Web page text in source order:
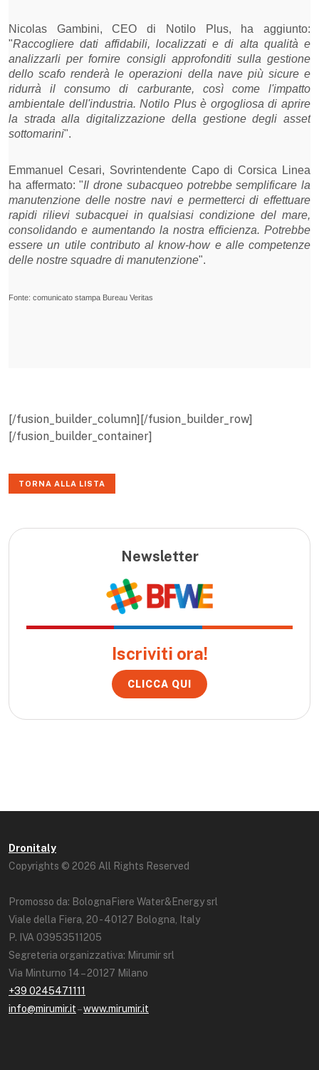
Nicolas Gambini, CEO di Notilo Plus, ha aggiunto:
"Raccogliere dati affidabili, localizzati e di alta qualità e
analizzarli per fornire consigli approfonditi sulla gestione
dello scafo renderà le operazioni della nave più sicure e
ridurrà il consumo di carburante, così come l'impatto
ambientale dell'industria. Notilo Plus è orgogliosa di aprire
la strada alla digitalizzazione della gestione degli asset
sottomarini".
Emmanuel Cesari, Sovrintendente Capo di Corsica Linea
ha affermato: "Il drone subacqueo potrebbe semplificare la
manutenzione delle nostre navi e permetterci di effettuare
rapidi rilievi subacquei in qualsiasi condizione del mare,
consolidando e aumentando la nostra efficienza. Potrebbe
essere un utile contributo al know-how e alle competenze
delle nostre squadre di manutenzione".
Fonte: comunicato stampa Bureau Veritas
[/fusion_builder_column][/fusion_builder_row]
[/fusion_builder_container]
TORNA ALLA LISTA
Newsletter
Iscriviti ora!
CLICCA QUI
Dronitaly
Copyrights © 2026 All Rights Reserved
Promosso da: BolognaFiere Water&Energy srl
Viale della Fiera, 20 - 40127 Bologna, Italy
P. IVA 03953511205
Segreteria organizzativa: Mirumir srl
Via Minturno 14 – 20127 Milano
+39 0245471111
info@mirumir.it–www.mirumir.it